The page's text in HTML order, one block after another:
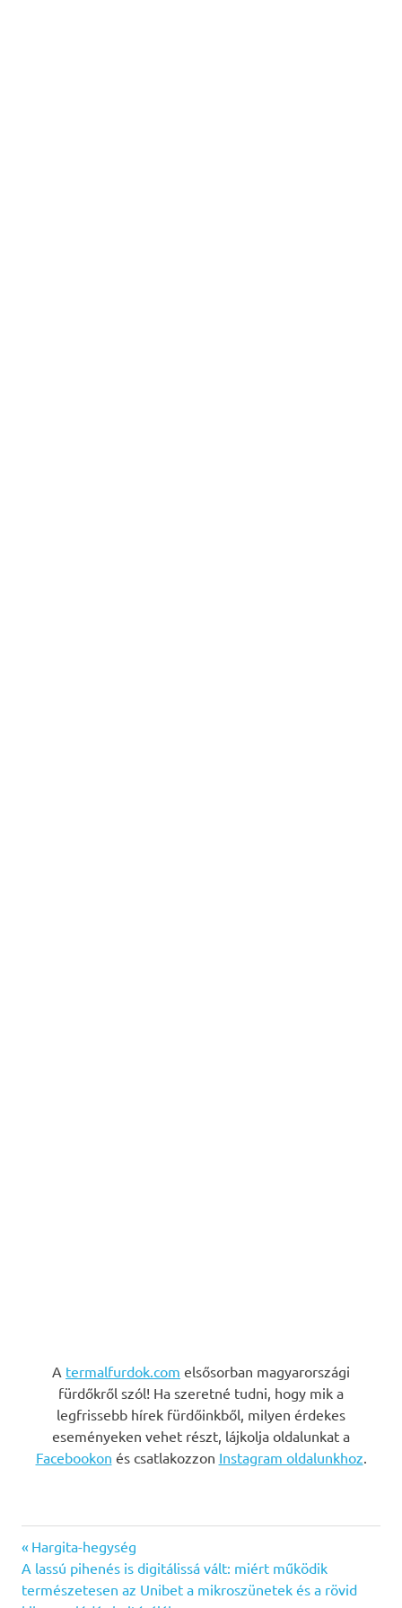
A termalfurdok.com elsősorban magyarországi
fürdőkről szól! Ha szeretné tudni, hogy mik a
legfrissebb hírek fürdőinkből, milyen érdekes
eseményeken vehet részt, lájkolja oldalunkat a
Facebookon és csatlakozzon Instagram oldalunkhoz.
Bejegyzés
navigáció
Previous
Post:
Hargita-hegység
Next
Post:
A lassú pihenés is digitálissá vált: miért működik
természetesen az Unibet a mikroszünetek és a rövid